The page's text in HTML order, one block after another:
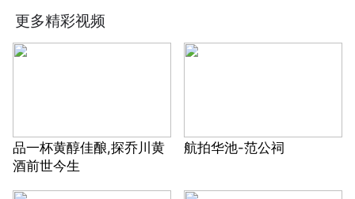
更多精彩视频
品一杯黄醇佳酿,探乔川黄
酒前世今生
航拍华池-范公祠